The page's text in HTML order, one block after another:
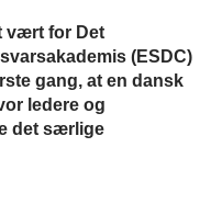
vært for Det
(ESDC)
gang, at en dansk
ledere og
det særlige